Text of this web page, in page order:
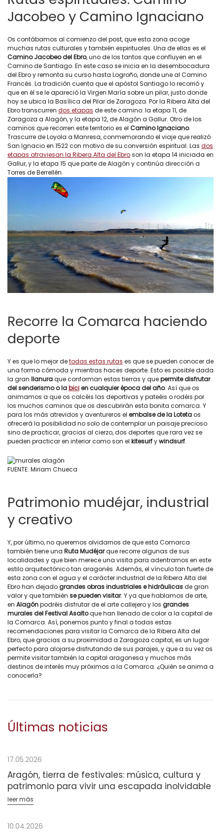
Jacobeo y Camino Ignaciano
Os contábamos al comienzo del post, que esta zona acoge
muchas rutas culturales y también espirituales. Una de ellas es el
Camino Jacobeo del Ebro, uno de los tantos que confluyen en el
Camino de Santiago. En este caso se inicia en la desembocadura
del Ebro y remonta su curso hasta Logroño, donde une al Camino
Francés. La tradición cuenta que el apóstol Santiago lo recorrió y
que en él se le apareció la Virgen María sobre un pilar, justo donde
hoy se ubica la Basílica del Pilar de Zaragoza. Por la Ribera Alta del
Ebro transcurren dos etapas de este camino: la etapa 11, de
Zaragoza a Alagón, y la etapa 12, de Alagón a Gallur. Otro de los
caminos que recorren este territorio es el Camino Ignaciano.
Trascurre de Loyola a Manresa, conmemorando el viaje que realizó
San Ignacio en 1522 con motivo de su conversión espiritual. Las dos
etapas atraviesan la Ribera Alta del Ebroson la etapa 14 iniciada en
Gallur, y la etapa 15 que parte de Alagón y continúa dirección a
Torres de Berrellén.
Recorre la Comarca haciendo
deporte
Y es que lo mejor detodas estas rutas es que se pueden conocer de
una forma cómoda y mientras haces deporte. Esto es posible dada
la gran llanuraque conforman estas tierras y quepermite disfrutar
del senderismo o labicien cualquier época del año. Así que os
animamos a que os calcéis las deportivas y pateéis o rodéis por
los muchos caminos que os descubrirán esta bonita comarca. Y
para los más atrevidos y aventureros el embalse de la Lotetaos
ofrecerá la posibilidad no solo de contemplar un paisaje precioso
sino de practicar, gracias al cierzo, dos deportes que rara vez se
pueden practicar en interior como son el kitesurfywindsurf.
FUENTE: Miriam Chueca
Patrimonio mudéjar, industrial
y creativo
Y, por último, no queremos olvidarnos de que esta Comarca
también tiene una Ruta Mudéjarque recorre algunas de sus
localidades y que bien merece una visita para adentrarnos en este
estilo arquitectónico tan aragonés. Además, el vínculo tan fuerte de
esta zona con el agua y el carácter industrial de la Ribera Alta del
Ebro han dejado grandes obras industriales e hidráulicasde gran
valor y que también se pueden visitar. Y ya que hablamos de arte,
en Alagónpodréis disfrutar de el arte callejero y los grandes
murales del Festival Asaltoque han llenado de color a la capital de
la Comarca. Así, ponemos punto y final a todas estas
recomendaciones para visitar la Comarca de la Ribera Alta del
Ebro, que gracias a su proximidad a Zaragoza capital, es un lugar
perfecto para alojarse disfrutando de sus parajes, y que a su vez os
permite visitar también la capital aragonesa y muchos más
destinos de interés muy próximos a la Comarca. ¿Quién se anima a
conocerla?
Últimas noticias
17.05.2026
Aragón, tierra de festivales: música, cultura y
patrimonio para vivir una escapada inolvidable
leer más
10.04.2026